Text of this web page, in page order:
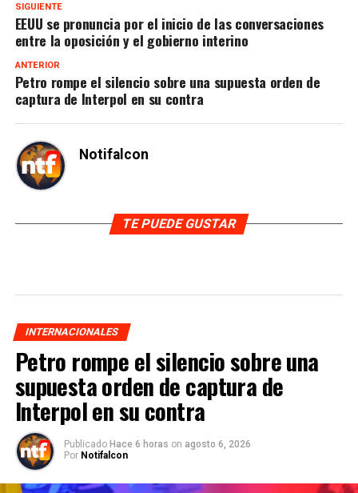
SIGUIENTE
EEUU se pronuncia por el inicio de las conversaciones
entre la oposición y el gobierno interino
ANTERIOR
Petro rompe el silencio sobre una supuesta orden de
captura de Interpol en su contra
Notifalcon
TE PUEDE GUSTAR
INTERNACIONALES
Petro rompe el silencio sobre una
supuesta orden de captura de
Interpol en su contra
Publicado Hace 6 horas on agosto 6, 2026
Por Notifalcon